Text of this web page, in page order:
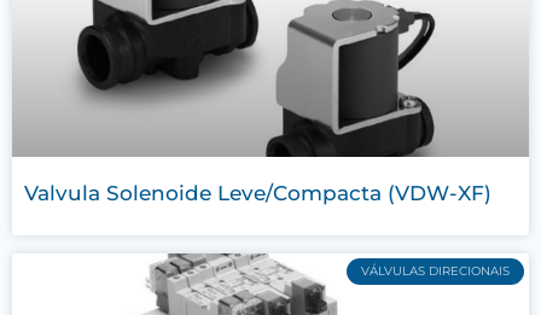
Valvula Solenoide Leve/Compacta (VDW-XF)
VÁLVULAS DIRECIONAIS